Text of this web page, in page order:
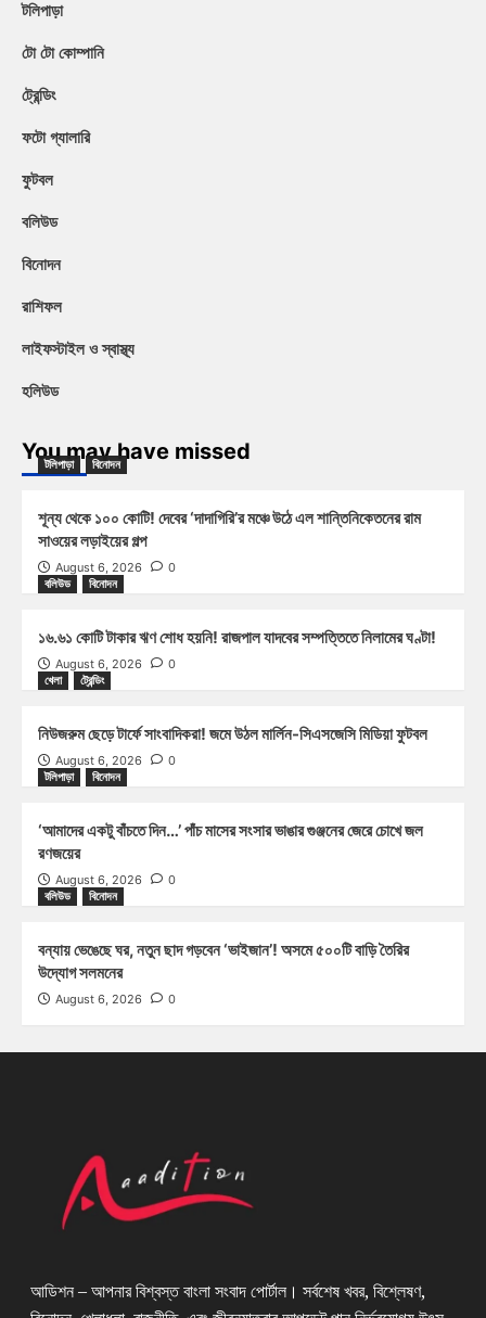
টলিপাড়া
টো টো কোম্পানি
ট্রেন্ডিং
ফটো গ্যালারি
ফুটবল
বলিউড
বিনোদন
রাশিফল
লাইফস্টাইল ও স্বাস্থ্য
হলিউড
You may have missed
টলিপাড়া বিনোদন
শূন্য থেকে ১০০ কোটি! দেবের ‘দাদাগিরি’র মঞ্চে উঠে এল শান্তিনিকেতনের রাম
সাওয়ের লড়াইয়ের গল্প
August 6, 2026
0
বলিউড
বিনোদন
১৬.৬১ কোটি টাকার ঋণ শোধ হয়নি! রাজপাল যাদবের সম্পত্তিতে নিলামের ঘণ্টা!
August 6, 2026
0
খেলা
ট্রেন্ডিং
নিউজরুম ছেড়ে টার্ফে সাংবাদিকরা! জমে উঠল মার্লিন-সিএসজেসি মিডিয়া ফুটবল
August 6, 2026
0
টলিপাড়া
বিনোদন
‘আমাদের একটু বাঁচতে দিন…’ পাঁচ মাসের সংসার ভাঙার গুঞ্জনের জেরে চোখে জল
রণজয়ের
August 6, 2026
0
বলিউড
বিনোদন
বন্যায় ভেঙেছে ঘর, নতুন ছাদ গড়বেন ‘ভাইজান’! অসমে ৫০০টি বাড়ি তৈরির
উদ্যোগ সলমনের
August 6, 2026 0
আডিশন – আপনার বিশ্বস্ত বাংলা সংবাদ পোর্টাল। সর্বশেষ খবর, বিশ্লেষণ,